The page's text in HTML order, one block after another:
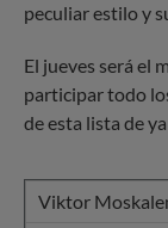
peculiar estilo y
El jueves será el
participar todo
de esta lista de
Viktor